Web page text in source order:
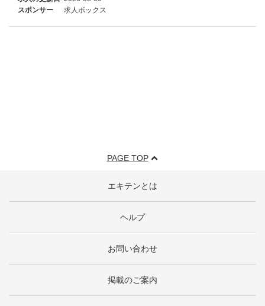
スポンサー
求人ボックス
PAGE TOP
エキテンとは
ヘルプ
お問い合わせ
掲載のご案内